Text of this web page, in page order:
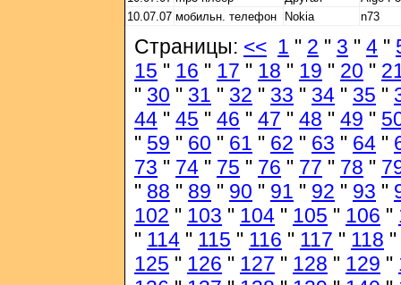
10.07.07 мобильн. телефон Nokia n73
Страницы: << 1 " 2 " 3 " 4 "
15 " 16 " 17 " 18 " 19 " 20 "
" 30 " 31 " 32 " 33 " 34 " 35 "
44 " 45 " 46 " 47 " 48 " 49 "
" 59 " 60 " 61 " 62 " 63 " 64 "
73 " 74 " 75 " 76 " 77 " 78 "
" 88 " 89 " 90 " 91 " 92 " 93 "
102 " 103 " 104 " 105 " 106 "
" 114 " 115 " 116 " 117 " 118 "
125 " 126 " 127 " 128 " 129 "